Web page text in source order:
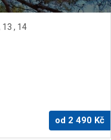
13 , 14
od 2 490 Kč